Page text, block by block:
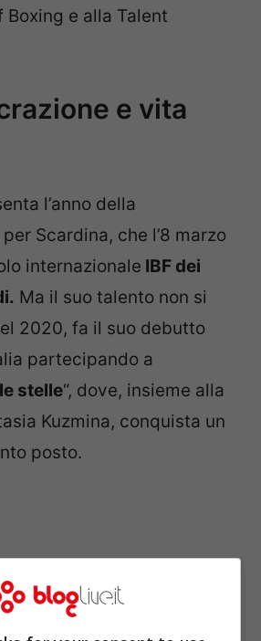
Boxing e alla Talent
e vita
l’anno della
Scardina, che l’8 marzo
internazionale IBF dei
Ma il suo talento non si
2020, fa il suo debutto
partecipando a
stelle“, dove, insieme alla
Kuzmina, conquista un
posto.